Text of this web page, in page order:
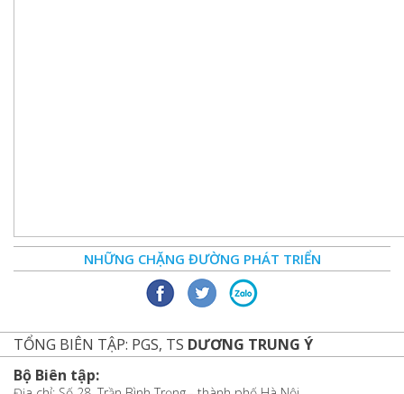
NHỮNG CHẶNG ĐƯỜNG PHÁT TRIỂN
TỔNG BIÊN TẬP: PGS, TS DƯƠNG TRUNG Ý
Bộ Biên tập: